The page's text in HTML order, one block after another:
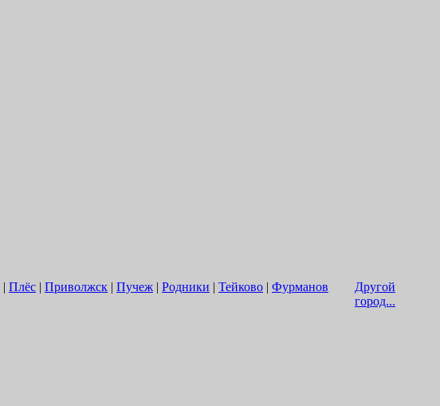
| Плёс | Приволжск | Пучеж | Родники | Тейково | Фурманов
Другой
город...